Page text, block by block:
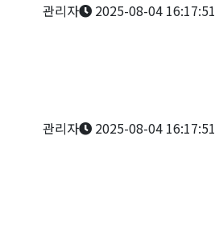
관리자 2025-08-04 16:17:51
관리자 2025-08-04 16:17:51